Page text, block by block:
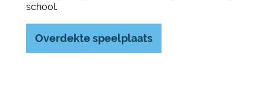
school.
Overdekte speelplaats